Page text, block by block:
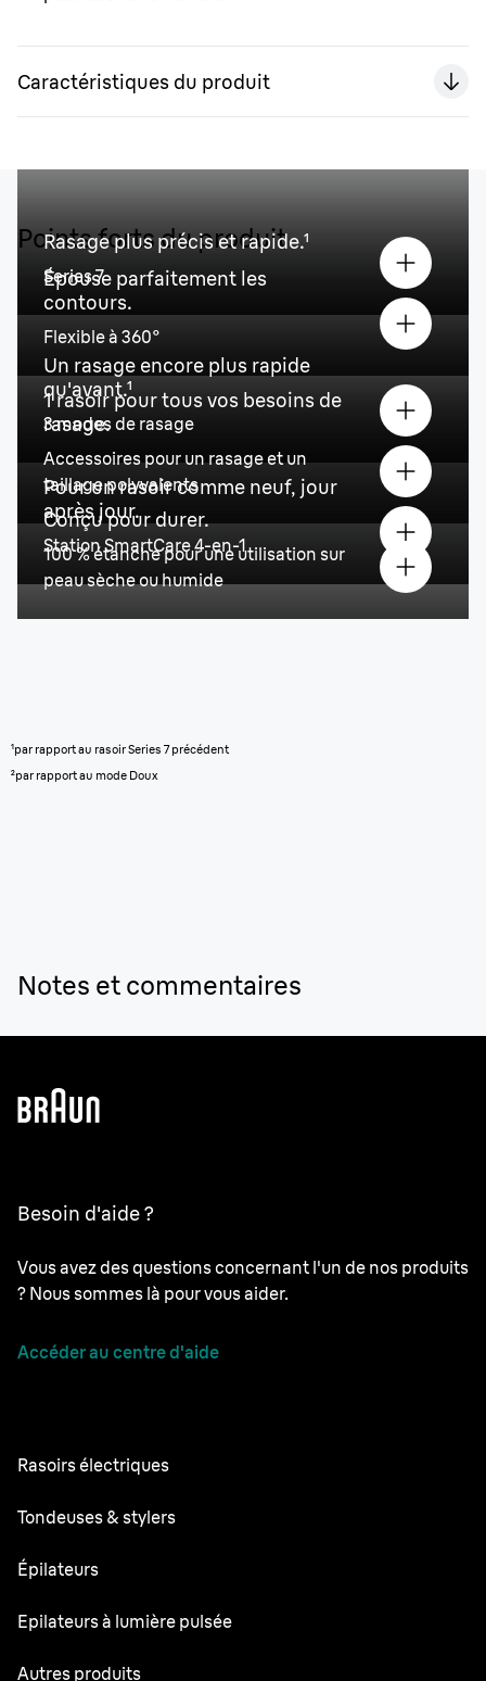
Caractéristiques du produit
Points forts du produit
Rasage plus précis et rapide.¹
Series 7
Épouse parfaitement les
contours.
Flexible à 360°
Un rasage encore plus rapide
qu'avant.¹
3 modes de rasage
1 rasoir pour tous vos besoins de
rasage.
Accessoires pour un rasage et un
taillage polyvalents
Pour un rasoir comme neuf, jour
après jour.
Station SmartCare 4-en-1
Conçu pour durer.
100 % étanche pour une utilisation sur
peau sèche ou humide
¹par rapport au rasoir Series 7 précédent
²par rapport au mode Doux
Notes et commentaires
Besoin d'aide ?
Vous avez des questions concernant l'un de nos produits
? Nous sommes là pour vous aider.
Accéder au centre d'aide
Rasoirs électriques
Series 9 Pro
Series 3
Tondeuses & stylers
Tondeuses à barbe professionnelles
Series X
Épilateurs
Silk·épil SkinSpa
Epilateurs à lumière pulsée
Skin i·expert
Autres produits